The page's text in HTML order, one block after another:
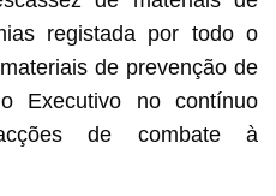
registada por todo o
de prevenção de
Executivo no contínuo
de combate à